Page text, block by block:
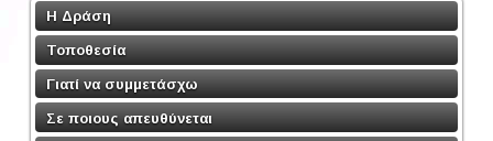
Η Δράση
Τοποθεσία
Γιατί να συμμετάσχω
Σε ποιους απευθύνεται